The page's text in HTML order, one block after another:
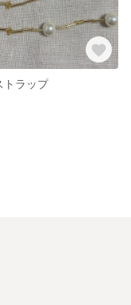
トラップ